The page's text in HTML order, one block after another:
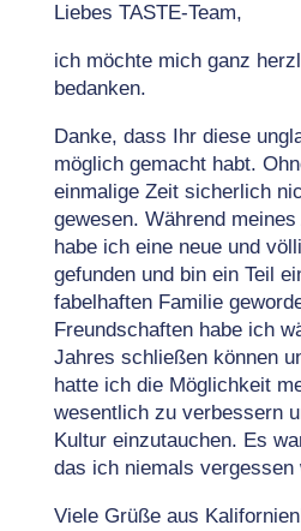
Liebes TASTE-Team,
ich möchte mich ganz
bedanken.
Danke, dass Ihr diese
möglich gemacht habt.
einmalige Zeit sicherlich
gewesen. Während
habe ich eine neue und
gefunden und bin ein Teil
fabelhaften Familie
Freundschaften habe ich
Jahres schließen können
hatte ich die Möglichkeit
wesentlich zu verbessern
Kultur einzutauchen. Es
das ich niemals vergessen
Viele Grüße aus